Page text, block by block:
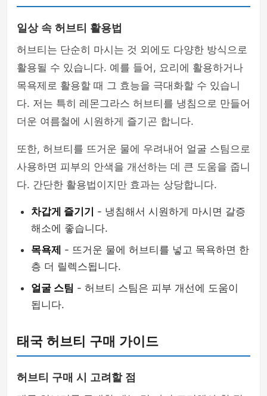
일상 속 허브티 활용법
허브티는 단순히 마시는 것 외에도 다양한 방식으로
활용될 수 있습니다. 예를 들어, 요리에 활용하거나
목욕제로 활용할 때 그 효능을 극대화할 수 있습니
다. 저는 특히 레몬그라스 허브티를 냉침으로 만들어
더운 여름철에 시원하게 즐기곤 합니다.
또한, 허브티를 뜨거운 물에 우려내어 얼굴 스팀으로
사용하면 피부의 안색을 개선하는 데 큰 도움을 줍니
다. 간단한 활용법이지만 효과는 상당합니다.
차갑게 즐기기
- 냉침해서 시원하게 마시면 갈증
해소에 좋습니다.
목욕제 - 뜨거운 물에 허브티를 넣고 목욕하면 한
층 더 릴렉스됩니다.
얼굴 스팀 - 허브티 스팀은 피부 개선에 도움이
됩니다.
태국 허브티 구매 가이드
허브티 구매 시 고려할 점